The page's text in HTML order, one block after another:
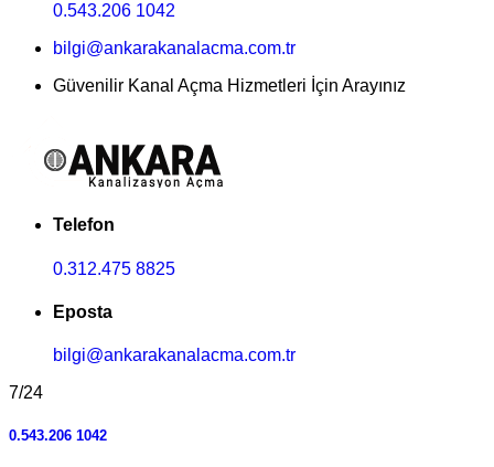
0.543.206 1042
bilgi@ankarakanalacma.com.tr
Güvenilir Kanal Açma Hizmetleri İçin Arayınız
Telefon
0.312.475 8825
Eposta
bilgi@ankarakanalacma.com.tr
7/24
0.543.206 1042